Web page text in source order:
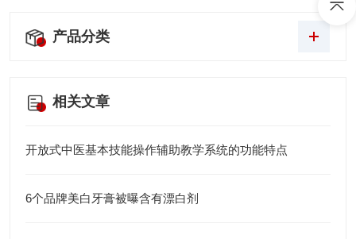
产品分类
相关文章
开放式中医基本技能操作辅助教学系统的功能特点
6个品牌美白牙膏被曝含有漂白剂